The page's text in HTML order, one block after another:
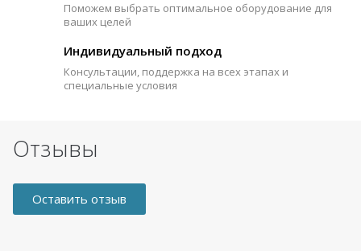
Поможем выбрать оптимальное оборудование для
ваших целей
Индивидуальный подход
Консультации, поддержка на всех этапах и
специальные условия
Отзывы
Оставить отзыв